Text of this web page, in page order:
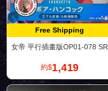
Free Shipping
女帝 平行插畫版OP01-078 SR
約$1,419